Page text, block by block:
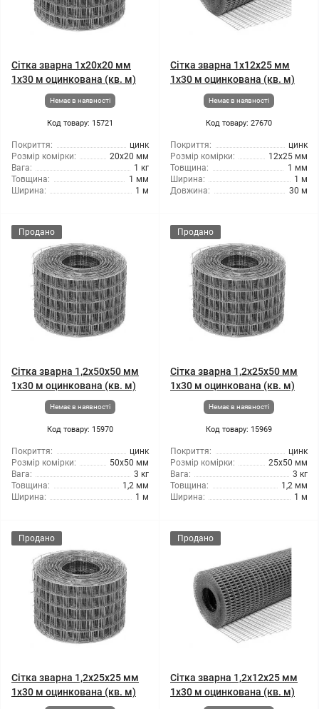
Сітка зварна 1x20x20 мм
1x30 м оцинкована (кв. м)
Немає в наявності
Код товару: 15721
Покриття:
цинк
Розмір комірки:
20x20 мм
Вага:
1 кг
Товщина:
1 мм
Ширина:
1 м
Сітка зварна 1x12x25 мм
1x30 м оцинкована (кв. м)
Немає в наявності
Код товару: 27670
Покриття:
цинк
Розмір комірки:
12x25 мм
Товщина:
1 мм
Ширина:
1 м
Довжина:
30 м
Продано
Сітка зварна 1,2x50x50 мм
1x30 м оцинкована (кв. м)
Немає в наявності
Код товару: 15970
Покриття:
цинк
Розмір комірки:
50x50 мм
Вага:
3 кг
Товщина:
1,2 мм
Ширина:
1 м
Продано
Сітка зварна 1,2x25x50 мм
1x30 м оцинкована (кв. м)
Немає в наявності
Код товару: 15969
Покриття:
цинк
Розмір комірки:
25x50 мм
Вага:
3 кг
Товщина:
1,2 мм
Ширина:
1 м
Продано
Сітка зварна 1,2x25x25 мм
1x30 м оцинкована (кв. м)
Продано
Сітка зварна 1,2x12x25 мм
1x30 м оцинкована (кв. м)